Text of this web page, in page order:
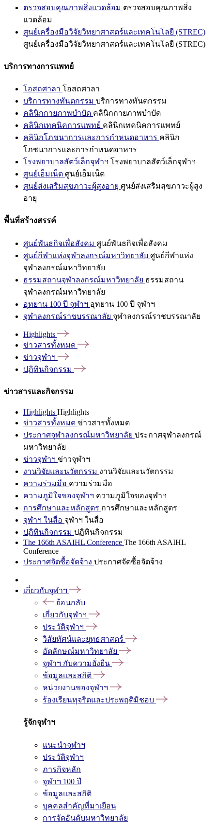
ตรวจสอบคุณภาพสิ่งแวดล้อม ตรวจสอบคุณภาพสิ่ง
แวดล้อม
ศูนย์เครื่องมือวิจัยวิทยาศาสตร์และเทคโนโลยี (STREC)
ศูนย์เครื่องมือวิจัยวิทยาศาสตร์และเทคโนโลยี (STREC)
บริการทางการแพทย์
โอสถศาลา โอสถศาลา
บริการทางทันตกรรม บริการทางทันตกรรม
คลินิกกายภาพบำบัด คลินิกกายภาพบำบัด
คลินิกเทคนิคการแพทย์ คลินิกเทคนิคการแพทย์
คลินิกโภชนาการและการกำหนดอาหาร คลินิก
โภชนาการและการกำหนดอาหาร
โรงพยาบาลสัตว์เล็กจุฬาฯ โรงพยาบาลสัตว์เล็กจุฬาฯ
ศูนย์เอ็มเน็ต ศูนย์เอ็มเน็ต
ศูนย์ส่งเสริมสุขภาวะผู้สูงอายุ ศูนย์ส่งเสริมสุขภาวะผู้สูง
อายุ
พื้นที่สร้างสรรค์
ศูนย์พันธกิจเพื่อสังคม ศูนย์พันธกิจเพื่อสังคม
ศูนย์กีฬาแห่งจุฬาลงกรณ์มหาวิทยาลัย ศูนย์กีฬาแห่ง
จุฬาลงกรณ์มหาวิทยาลัย
ธรรมสถานจุฬาลงกรณ์มหาวิทยาลัย ธรรมสถาน
จุฬาลงกรณ์มหาวิทยาลัย
อุทยาน 100 ปี จุฬาฯ อุทยาน 100 ปี จุฬาฯ
จุฬาลงกรณ์ราชบรรณาลัย จุฬาลงกรณ์ราชบรรณาลัย
Highlights
ข่าวสารทั้งหมด
ข่าวจุฬาฯ
ปฏิทินกิจกรรม
ข่าวสารและกิจกรรม
Highlights Highlights
ข่าวสารทั้งหมด ข่าวสารทั้งหมด
ประกาศจุฬาลงกรณ์มหาวิทยาลัย ประกาศจุฬาลงกรณ์
มหาวิทยาลัย
ข่าวจุฬาฯ ข่าวจุฬาฯ
งานวิจัยและนวัตกรรม งานวิจัยและนวัตกรรม
ความร่วมมือ ความร่วมมือ
ความภูมิใจของจุฬาฯ ความภูมิใจของจุฬาฯ
การศึกษาและหลักสูตร การศึกษาและหลักสูตร
จุฬาฯ ในสื่อ จุฬาฯ ในสื่อ
ปฏิทินกิจกรรม ปฏิทินกิจกรรม
The 166th ASAIHL Conference The 166th ASAIHL
Conference
ประกาศจัดซื้อจัดจ้าง ประกาศจัดซื้อจัดจ้าง
เกี่ยวกับจุฬาฯ
ย้อนกลับ
เกี่ยวกับจุฬาฯ
ประวัติจุฬาฯ
วิสัยทัศน์และยุทธศาสตร์
อัตลักษณ์มหาวิทยาลัย
จุฬาฯ กับความยั่งยืน
ข้อมูลและสถิติ
หน่วยงานของจุฬาฯ
ร้องเรียนทุจริตและประพฤติมิชอบ
รู้จักจุฬาฯ
แนะนำจุฬาฯ
ประวัติจุฬาฯ
ภารกิจหลัก
จุฬาฯ 100 ปี
ข้อมูลและสถิติ
บุคคลสำคัญที่มาเยือน
การจัดอันดับมหาวิทยาลัย